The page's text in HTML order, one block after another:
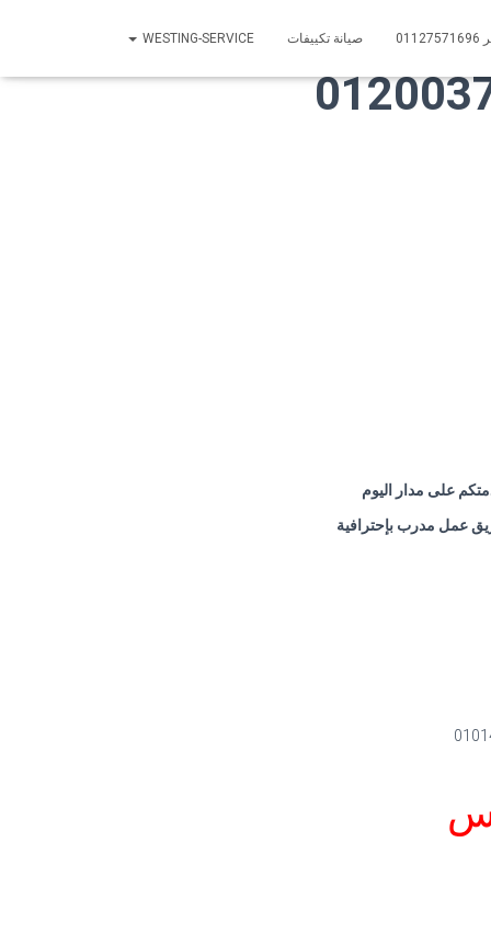
صيانة تكييفات WESTING-SERVICE
على مدار اليوم
عمل مدرب بإحترافية